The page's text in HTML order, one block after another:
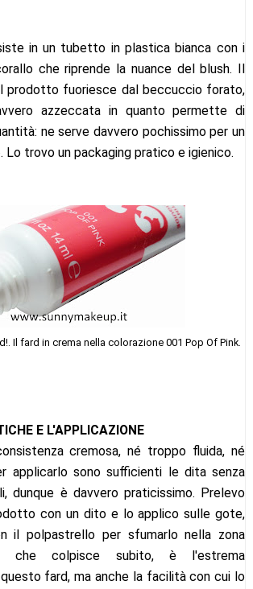
in un tubetto in plastica bianca con i
che riprende la nuance del blush. Il
prodotto fuoriesce dal beccuccio forato,
azzeccata in quanto permette di
ne serve davvero pochissimo per un
trovo un packaging pratico e igienico.
Il fard in crema nella colorazione 001 Pop Of Pink.
E L'APPLICAZIONE
cremosa, né troppo fluida, né
applicarlo sono sufficienti le dita senza
dunque è davvero praticissimo. Prelevo
con un dito e lo applico sulle gote,
il polpastrello per sfumarlo nella zona
che colpisce subito, è l'estrema
fard, ma anche la facilità con cui lo